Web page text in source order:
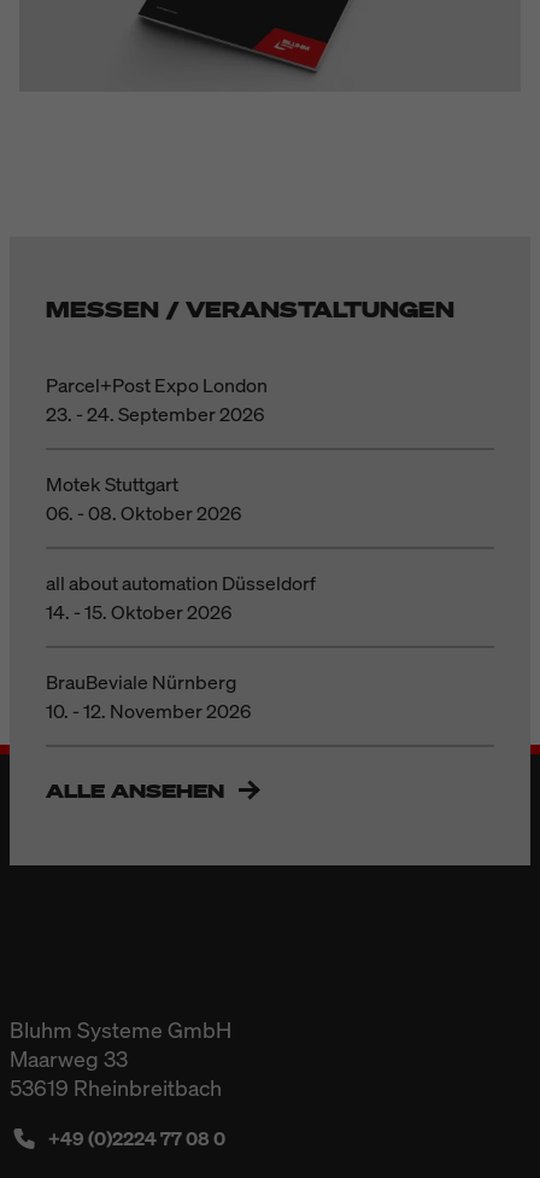
MESSEN / VERANSTALTUNGEN
Parcel+Post Expo London
23. - 24. September 2026
Motek Stuttgart
06. - 08. Oktober 2026
all about automation Düsseldorf
14. - 15. Oktober 2026
BrauBeviale Nürnberg
10. - 12. November 2026
ALLE ANSEHEN
Bluhm Systeme GmbH
Maarweg 33
53619 Rheinbreitbach
+49 (0)2224 77 08 0